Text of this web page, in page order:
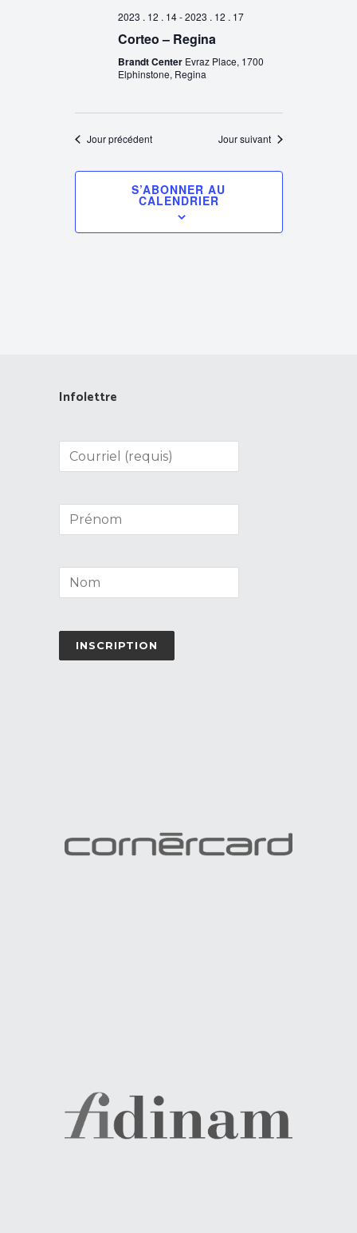
2023 . 12 . 14-2023 . 12 . 17
Corteo – Regina
Brandt Center Evraz Place, 1700
Elphinstone, Regina
Jour précédent Jour suivant
S’ABONNER AU
CALENDRIER
Infolettre